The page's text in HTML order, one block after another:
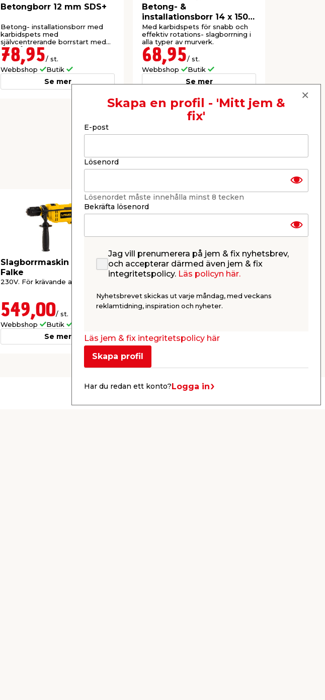
Betongborr 12 mm SDS+
Betong- installationsborr med
karbidspets med
självcentrerande borrstart med
hög hållbarhet för snabb och
effektiv rotations- slagborrning i
tegel, betong och granit.
78,95/ st.
Webbshop
Butik
Se mer
Betong- &
installationsborr 14 x 150
mm Irwin
Med karbidspets för snabb och
effektiv rotations- slagborrning i
alla typer av murverk.
68,95/ st.
Webbshop
Butik
Se mer
Slagborrmaskin 710W
Falke
230V. För krävande arbeten.
549,00/ st.
Webbshop
Butik
Se mer
Borrhammare 1100W
Falke
handtag.
949,00
Se mer
Skapa en profil - 'Mitt jem &
fix'
E-post
Lösenord
Lösenordet måste innehålla minst 8 tecken
Bekräfta lösenord
Jag vill prenumerera på jem & fix nyhetsbrev,
och accepterar därmed även jem & fix
integritetspolicy. Läs policyn här.
Nyhetsbrevet skickas ut varje måndag, med veckans
reklamtidning, inspiration och nyheter.
Läs jem & fix integritetspolicy här
Skapa profil
Har du redan ett konto?Logga in